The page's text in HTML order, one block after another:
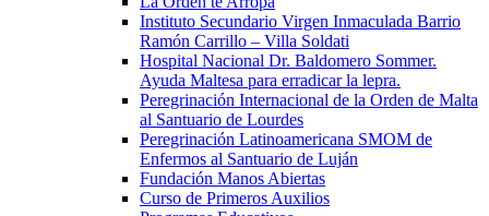
Instituto Secundario Virgen Inmaculada Barrio
Ramón Carrillo – Villa Soldati
Hospital Nacional Dr. Baldomero Sommer.
Ayuda Maltesa para erradicar la lepra.
Peregrinación Internacional de la Orden de Malta
al Santuario de Lourdes
Peregrinación Latinoamericana SMOM de
Enfermos al Santuario de Luján
Fundación Manos Abiertas
Curso de Primeros Auxilios